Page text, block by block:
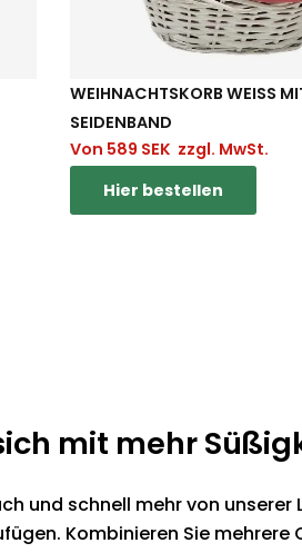
WEIHNACHTSKORB WEISS MIT
EIDENBAND
Von 589 SEK zzgl. MwSt.
Hier bestellen
mit mehr
und schnell mehr von
Kombinieren Sie